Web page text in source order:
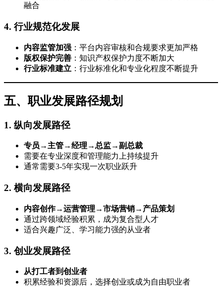
融合
4. 行业规范化发展
内容监管加强 ：平台内容审核和合规要求更加严格
版权保护完善 ：知识产权保护力度不断加大
行业标准建立 ：行业标准化和专业化程度不断提升
五、职业发展路径规划
1. 纵向发展路径
专员→主管→经理→总监→副总裁
需要在专业深度和管理能力上持续提升
通常需要3-5年实现一次职业跃升
2. 横向发展路径
内容创作→运营管理→市场营销→产品策划
通过跨领域经验积累，成为复合型人才
适合兴趣广泛、学习能力强的从业者
3. 创业发展路径
从打工者到创业者
积累经验和资源后，选择创业或成为自由职业者